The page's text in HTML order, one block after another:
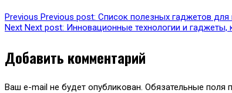
Previous Previous post: Список полезных гаджетов для
Next Next post: Инновационные технологии и
Добавить комментарий
Ваш e-mail не будет опубликован. Обязательные поля